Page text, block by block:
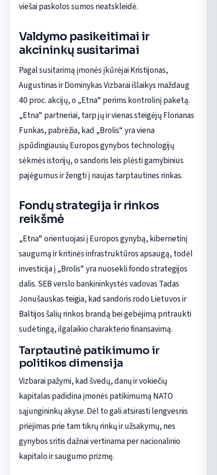
viešai paskolos sumos neatskleidė.
Valdymo pasikeitimai ir
akcininkų susitarimai
Pagal susitarimą įmonės įkūrėjai Kristijonas,
Augustinas ir Dominykas Vizbarai išlaikys maždaug
40 proc. akcijų, o „Etna“ perims kontrolinį paketą.
„Etna“ partneriai, tarp jų ir vienas steigėjų Florianas
Funkas, pabrėžia, kad „Brolis“ yra viena
įspūdingiausių Europos gynybos technologijų
sėkmės istorijų, o sandoris leis plėsti gamybinius
pajėgumus ir žengti į naujas tarptautines rinkas.
Fondų strategija ir rinkos
reikšmė
„Etna“ orientuojasi į Europos gynybą, kibernetinį
saugumą ir kritinės infrastruktūros apsaugą, todėl
investicija į „Brolis“ yra nuosekli fondo strategijos
dalis. SEB verslo bankininkystės vadovas Tadas
Jonušauskas teigia, kad sandoris rodo Lietuvos ir
Baltijos šalių rinkos brandą bei gebėjimą pritraukti
sudėtingą, ilgalaikio charakterio finansavimą.
Tarptautinė patikimumo ir
politikos dimensija
Vizbarai pažymi, kad švedų, danų ir vokiečių
kapitalas padidina įmonės patikimumą NATO
sąjungininkų akyse. Dėl to gali atsirasti lengvesnis
priėjimas prie tam tikrų rinkų ir užsakymų, nes
gynybos sritis dažnai vertinama per nacionalinio
kapitalo ir saugumo prizmę.